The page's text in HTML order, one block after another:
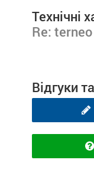
Технічні
Re:
Відгуки